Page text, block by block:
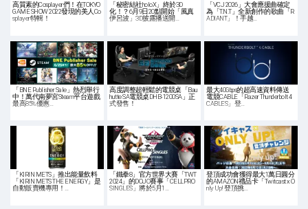
高質素的Cosplayer們！在TOKYO
GAME SHOW 2022發現的美人Co
splayer特輯！
「秘密結社holoX」終於3D
化！？6月9日20點開始「風真
伊呂波」3D披露播送開…
「VCJ 2026」大會應援曲確定
為「T.N.T」全新創作的歌曲「R
ADIANT」！手越…
「BNE Publisher Sale」熱烈舉行
中！萬代南夢宮Steam平台遊戲
最高85%優惠…
高度調整超輕鬆的電競桌「Bau
hutte SA電競桌DHB-1200SA」正
式發售！
最大40Gbps的超高速資料傳送
電競CABLE「Razer Thunderbolt 4
CABLES」登…
「KIRIN METS」推出能量飲料
「KIRIN METS THE ENERGY」是
自動販賣機專用！…
「鐵拳8」官方世界大賽「TWT
2024」的DOJO賽事「CELLPRO
SINGLES」將於5月1…
登頂成功會獲得最大1萬日圓分
的AMAZON禮品卡「Twitcast x O
nly Up! 登頂挑…